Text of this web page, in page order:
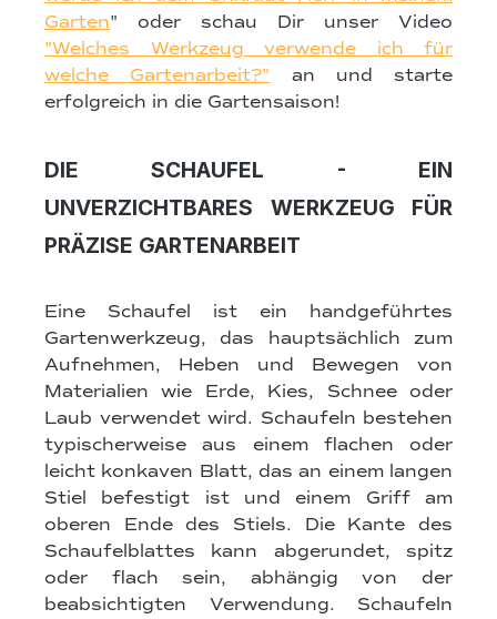
Garten" oder schau Dir unser Video
"Welches Werkzeug verwende ich für
welche Gartenarbeit?" an und starte
erfolgreich in die Gartensaison!
DIE SCHAUFEL - EIN
UNVERZICHTBARES WERKZEUG FÜR
PRÄZISE GARTENARBEIT
Eine Schaufel ist ein handgeführtes
Gartenwerkzeug, das hauptsächlich zum
Aufnehmen, Heben und Bewegen von
Materialien wie Erde, Kies, Schnee oder
Laub verwendet wird. Schaufeln bestehen
typischerweise aus einem flachen oder
leicht konkaven Blatt, das an einem langen
Stiel befestigt ist und einem Griff am
oberen Ende des Stiels. Die Kante des
Schaufelblattes kann abgerundet, spitz
oder flach sein, abhängig von der
beabsichtigten Verwendung. Schaufeln